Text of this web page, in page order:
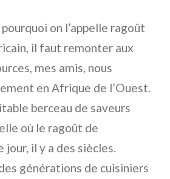
on l’appelle ragoût
il faut remonter aux
mes amis, nous
en Afrique de l’Ouest.
berceau de saveurs
où le ragoût de
jour, il y a des siècles.
générations de cuisiniers